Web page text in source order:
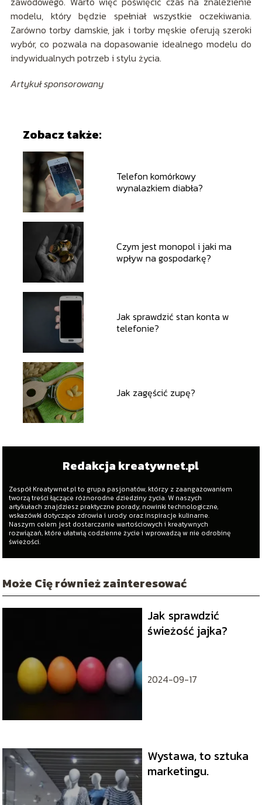
modelu, który będzie spełniał wszystkie oczekiwania.
Zarówno torby damskie, jak i torby męskie oferują szeroki
wybór, co pozwala na dopasowanie idealnego modelu do
indywidualnych potrzeb i stylu życia.
Artykuł sponsorowany
Zobacz także:
Telefon komórkowy
wynalazkiem diabła?
Czym jest monopol i jaki ma
wpływ na gospodarkę?
Jak sprawdzić stan konta w
telefonie?
Jak zagęścić zupę?
Redakcja kreatywnet.pl
Zespół Kreatywnet.pl to grupa pasjonatów, którzy z zaangażowaniem
tworzą treści łączące różnorodne dziedziny życia. W naszych
artykułach znajdziesz praktyczne porady, nowinki technologiczne,
wskazówki dotyczące zdrowia i urody oraz inspiracje kulinarne.
Naszym celem jest dostarczanie wartościowych i kreatywnych
rozwiązań, które ułatwią codzienne życie i wprowadzą w nie odrobinę
świeżości.
Może Cię również zainteresować
Jak sprawdzić
świeżość jajka?
2024-09-17
Wystawa, to sztuka
marketingu.